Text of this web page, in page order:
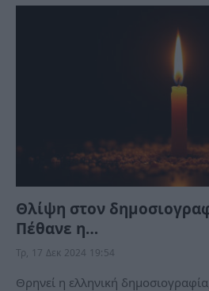
Θλίψη στον
Πέθανε η…
Τρ, 17 Δεκ 2024 19:54
Θρηνεί η ελληνική